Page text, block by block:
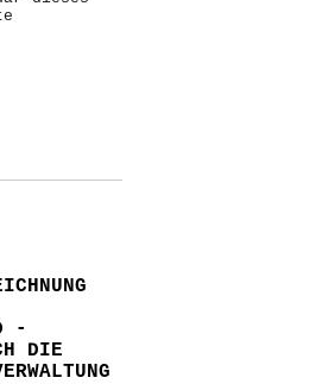
-
DIE